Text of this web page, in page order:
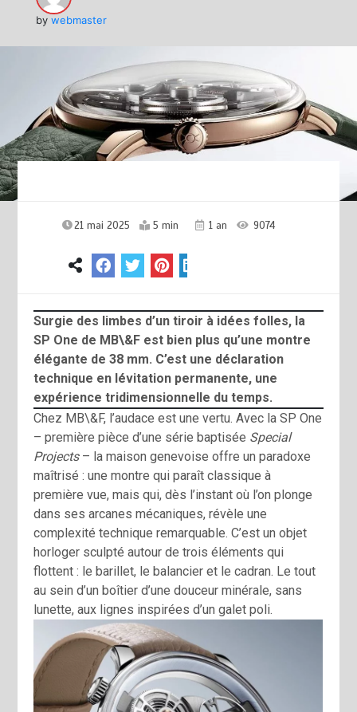
by webmaster
21 mai 2025 5 min 1 an 9074
Surgie des limbes d’un tiroir à idées folles, la
SP One de MB\&F est bien plus qu’une montre
élégante de 38 mm. C’est une déclaration
technique en lévitation permanente, une
expérience tridimensionnelle du temps.
Chez MB\&F, l’audace est une vertu. Avec la SP One
– première pièce d’une série baptisée Special
Projects– la maison genevoise offre un paradoxe
maîtrisé : une montre qui paraît classique à
première vue, mais qui, dès l’instant où l’on plonge
dans ses arcanes mécaniques, révèle une
complexité technique remarquable. C’est un objet
horloger sculpté autour de trois éléments qui
flottent : le barillet, le balancier et le cadran. Le tout
au sein d’un boîtier d’une douceur minérale, sans
lunette, aux lignes inspirées d’un galet poli.